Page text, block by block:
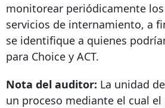
monitorear periódicamente
servicios de internamiento, a
se identifique a quienes
para Choice y ACT.
Nota del auditor: La unidad
un proceso mediante el cual